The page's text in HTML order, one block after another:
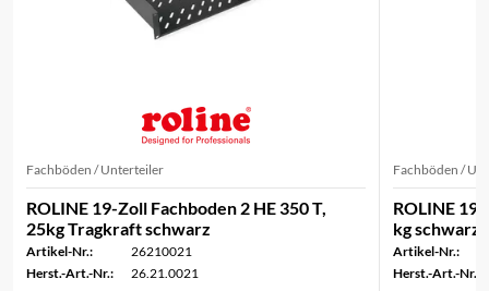
Fachböden / Unterteiler
ROLINE 19-Zoll Fachboden 2 HE 350 T,
25kg Tragkraft schwarz
Artikel-Nr.:
26210021
Herst.-Art.-Nr.:
26.21.0021
Fachböden /
ROLINE
kg schwarz
Artikel-Nr.:
Herst.-Art.-Nr.: